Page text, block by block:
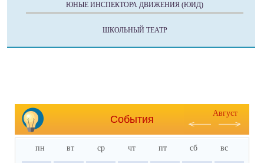
ЮНЫЕ ИНСПЕКТОРА ДВИЖЕНИЯ (ЮИД)
ШКОЛЬНЫЙ ТЕАТР
События
Август
пн вт ср чт пт сб вс